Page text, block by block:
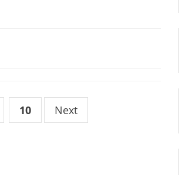
10 Next